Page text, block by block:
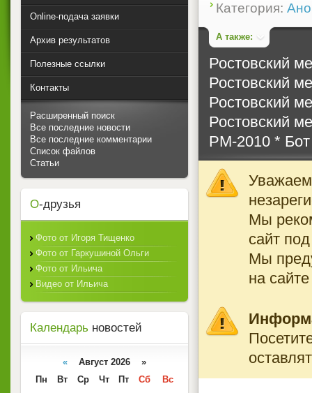
Категория:
А также:
Ростовский
Ростовский
Ростовский
Ростовский
РМ-2010 * Бот
Мы
сайт
Мы
на
Online-подача заявки
Архив результатов
Полезные ссылки
Контакты
Расширенный поиск
Все последние новости
Все последние комментарии
Список файлов
Статьи
О-друзья
Фото от Игоря Тищенко
Фото от Гаркушиной Ольги
Фото от Ильича
Видео от Ильича
Календарь новостей
« Август 2026 »
Пн
Вт Ср Чт Пт Сб
Вс